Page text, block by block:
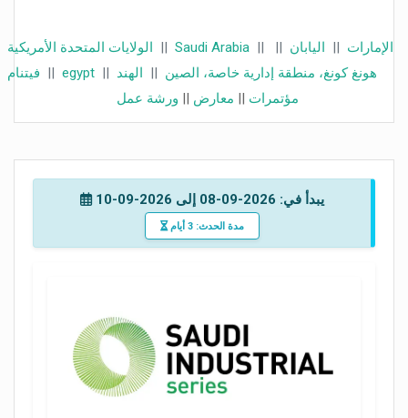
الولايات المتحدة الأمريكية || Saudi Arabia || الإمارات || اليابان ||
فيتنام || egypt || هونغ كونغ، منطقة إدارية خاصة، الصين || الهند
مؤتمرات || معارض || ورشة عمل
يبدأ في: 2026-09-08 إلى 2026-09-10
مدة الحدث: 3 أيام